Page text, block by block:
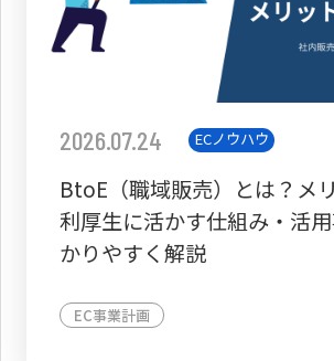
2026.07.24 ECノウハウ
BtoE（職域販売）とは？メ
利厚生に活かす仕組み・活
かりやすく解説
EC事業計画